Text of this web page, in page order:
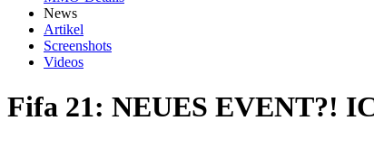
News
Artikel
Screenshots
Videos
Fifa 21: NEUES EVENT?!